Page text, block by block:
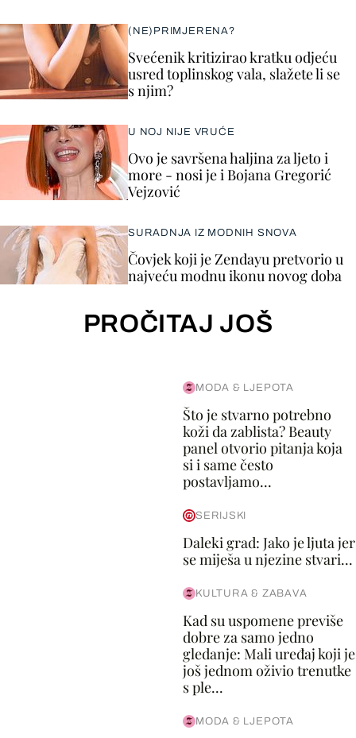
(NE)PRIMJERENA?
Svećenik kritizirao kratku odjeću
usred toplinskog vala, slažete li se
s njim?
U NOJ NIJE VRUĆE
Ovo je savršena haljina za ljeto i
more - nosi je i Bojana Gregorić
Vejzović
SURADNJA IZ MODNIH SNOVA
Čovjek koji je Zendayu pretvorio u
najveću modnu ikonu novog doba
PROČITAJ JOŠ
MODA & LJEPOTA
Što je stvarno potrebno
koži da zablista? Beauty
panel otvorio pitanja koja
si i same često
postavljamo...
SERIJSKI
Daleki grad: Jako je ljuta jer
se miješa u njezine stvari...
KULTURA & ZABAVA
Kad su uspomene previše
dobre za samo jedno
gledanje: Mali uređaj koji je
još jednom oživio trenutke
s ple...
MODA & LJEPOTA